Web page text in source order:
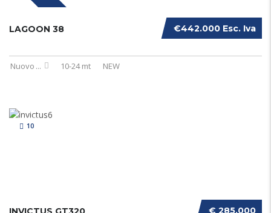
€442.000 Esc. Iva
LAGOON 38
Nuovo ... 10-24 mt NEW
10
€ 285.000